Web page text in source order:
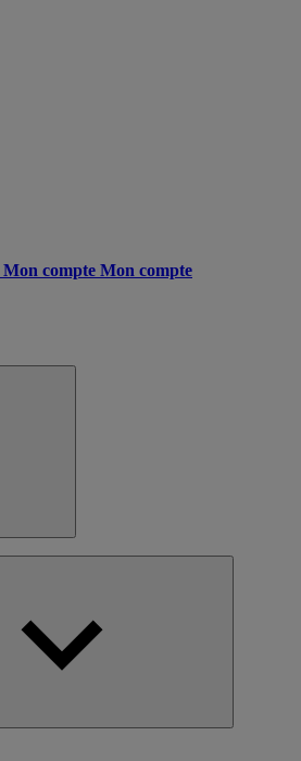
Mon compte Mon compte